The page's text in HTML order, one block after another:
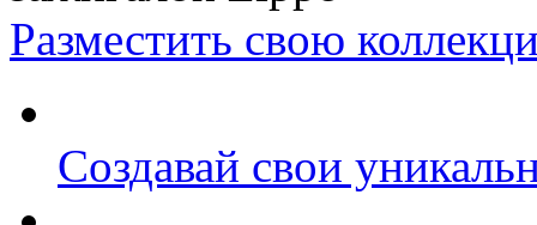
Разместить свою
Создавай свои